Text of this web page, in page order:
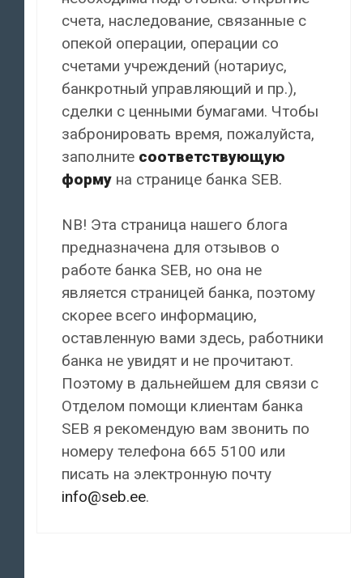
счета, наследование, связанные с
опекой операции, операции со
счетами учреждений (нотариус,
банкротный управляющий и пр.),
сделки с ценными бумагами. Чтобы
забронировать время, пожалуйста,
заполните соответствующую
форму на странице банка SEB.
NB! Эта страница нашего блога
предназначена для отзывов о
работе банка SEB, но она не
является страницей банка, поэтому
скорее всего информацию,
оставленную вами здесь, работники
банка не увидят и не прочитают.
Поэтому в дальнейшем для связи с
Отделом помощи клиентам банка
SEB я рекомендую вам звонить по
номеру телефона 665 5100 или
писать на электронную почту
info@seb.ee.